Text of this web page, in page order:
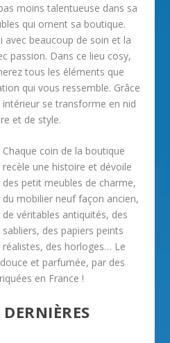
moins talentueuse dans sa
qui ornent sa boutique.
avec beaucoup de soin et la
passion. Dans ce lieu cosy,
tous les éléments que
qui vous ressemble. Grâce
se transforme en nid
et de style.
Chaque coin de la boutique
recèle une histoire et dévoile
des petit meubles de charme,
du mobilier neuf façon ancien,
de véritables antiquités, des
sabliers, des papiers peints
réalistes, des horloges… Le
et parfumée, par des
en France !